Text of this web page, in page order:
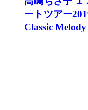
ートツアー
Classic